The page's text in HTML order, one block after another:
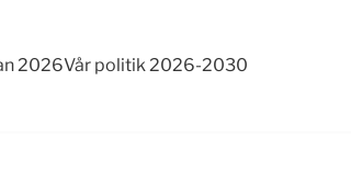
2026Vår politik 2026-2030